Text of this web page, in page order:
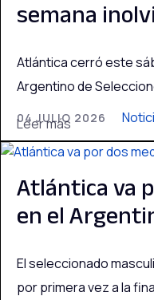
semana
04 JULIO 2026
Atlántica cerró este
Argentino de
Leer más
Atlántica va
en el
El seleccionado
por primera vez a la